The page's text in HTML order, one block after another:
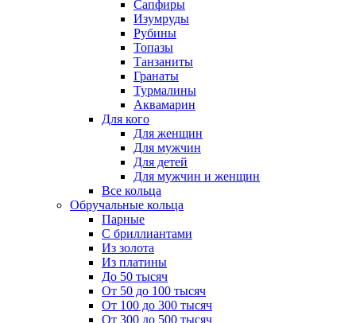
Сапфиры
Изумруды
Рубины
Топазы
Танзаниты
Гранаты
Турмалины
Аквамарин
Для кого
Для женщин
Для мужчин
Для детей
Для мужчин и женщин
Все кольца
Обручальные кольца
Парные
С бриллиантами
Из золота
Из платины
До 50 тысяч
От 50 до 100 тысяч
От 100 до 300 тысяч
От 300 до 500 тысяч